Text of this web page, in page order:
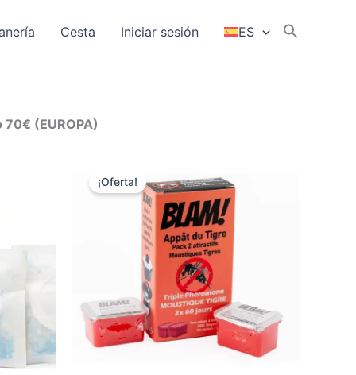
Cesta Iniciar sesión ES
(EUROPA)
¡Oferta!